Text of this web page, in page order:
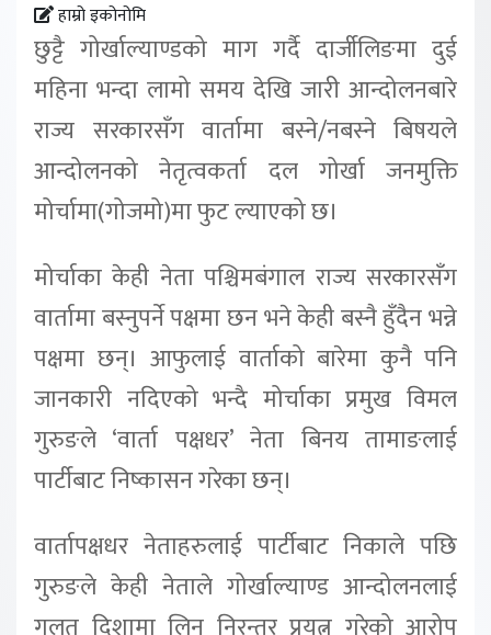
हाम्रो इकोनोमि
छुट्टै गोर्खाल्याण्डको माग गर्दै दार्जीलिङमा दुई
महिना भन्दा लामो समय देखि जारी आन्दोलनबारे
राज्य सरकारसँग वार्तामा बस्ने/नबस्ने बिषयले
आन्दोलनको नेतृत्वकर्ता दल गोर्खा जनमुक्ति
मोर्चामा(गोजमो)मा फुट ल्याएको छ।
मोर्चाका केही नेता पश्चिमबंगाल राज्य सरकारसँग
वार्तामा बस्नुपर्ने पक्षमा छन भने केही बस्नै हुँदैन भन्ने
पक्षमा छन्। आफुलाई वार्ताको बारेमा कुनै पनि
जानकारी नदिएको भन्दै मोर्चाका प्रमुख विमल
गुरुङले ‘वार्ता पक्षधर’ नेता बिनय तामाङलाई
पार्टीबाट निष्कासन गरेका छन्।
वार्तापक्षधर नेताहरुलाई पार्टीबाट निकाले पछि
गुरुङले केही नेताले गोर्खाल्याण्ड आन्दोलनलाई